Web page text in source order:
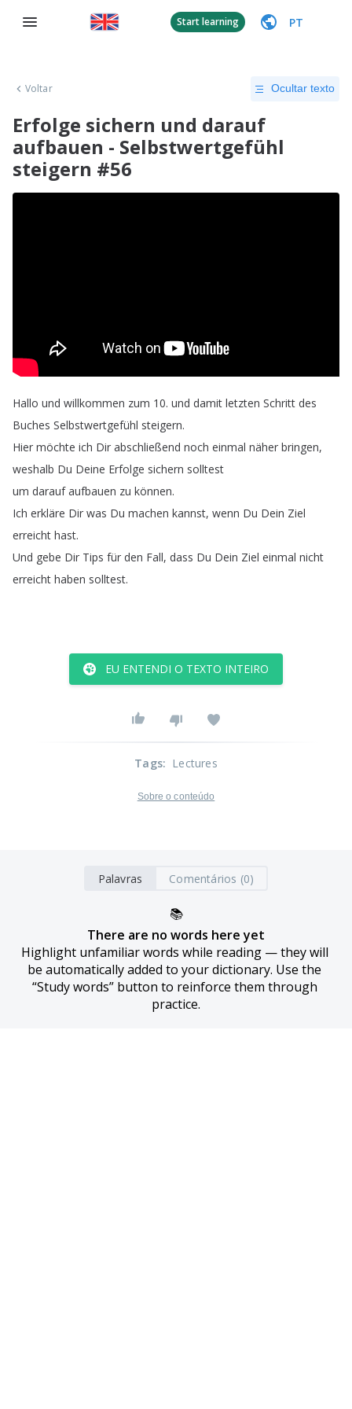
Start learning PT
Voltar Ocultar texto
Erfolge sichern und darauf
aufbauen - Selbstwertgefühl
steigern #56
Hallo und willkommen zum 10. und damit letzten Schritt des
Buches Selbstwertgefühl steigern.
Hier möchte ich Dir abschließend noch einmal näher bringen,
weshalb Du Deine Erfolge sichern solltest
um darauf aufbauen zu können.
Ich erkläre Dir was Du machen kannst, wenn Du Dein Ziel
erreicht hast.
Und gebe Dir Tips für den Fall, dass Du Dein Ziel einmal nicht
erreicht haben solltest.
EU ENTENDI O TEXTO INTEIRO
Tags: Lectures
Sobre o conteúdo
Palavras Comentários (0)
📚
There are no words here yet
Highlight unfamiliar words while reading — they will
be automatically added to your dictionary. Use the
“Study words” button to reinforce them through
practice.